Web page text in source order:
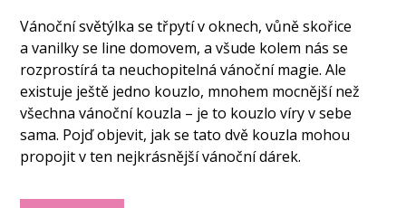
Vánoční světýlka se třpytí v oknech, vůně skořice
a vanilky se line domovem, a všude kolem nás se
rozprostírá ta neuchopitelná vánoční magie. Ale
existuje ještě jedno kouzlo, mnohem mocnější než
všechna vánoční kouzla – je to kouzlo víry v sebe
sama. Pojď objevit, jak se tato dvě kouzla mohou
propojit v ten nejkrásnější vánoční dárek.